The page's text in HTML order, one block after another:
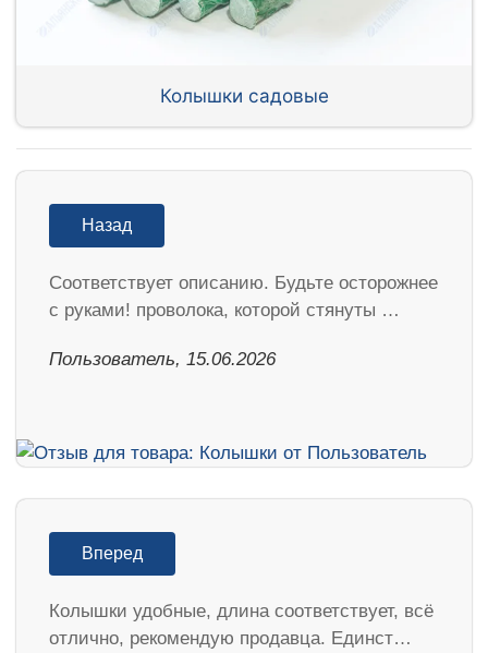
Колышки садовые
Назад
Соответствует описанию. Будьте осторожнее
с руками! проволока, которой стянуты …
Пользователь, 15.06.2026
Вперед
Колышки удобные, длина соответствует, всё
отлично, рекомендую продавца. Единст…